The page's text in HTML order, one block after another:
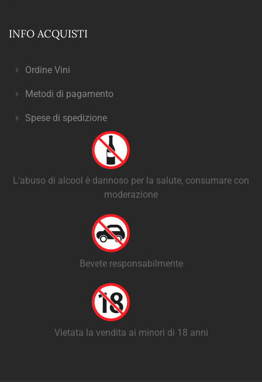
INFO ACQUISTI
Ordine Vini
Metodi di pagamento
Spese di spedizione
L'abuso di alcool è dannoso per la salute, consumare con
moderazione
Bevete responsabilmente
Vietata la vendita ai minori di 18 anni